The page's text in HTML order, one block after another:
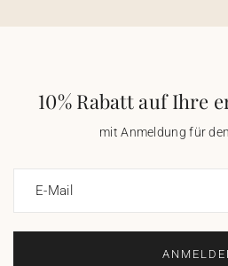
10% Rabatt auf Ihre
mit Anmeldung für
E-Mail